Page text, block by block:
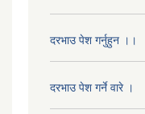
दरभाउ पेश गर्नुहुन ।।
दरभाउ पेश गर्ने वारे ।